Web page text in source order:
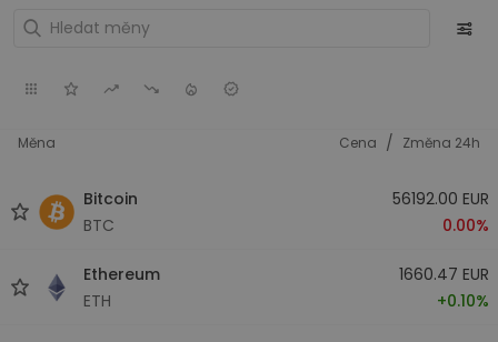
Měna Cena / Změna 24h
Bitcoin
BTC
56192.00 EUR
0.00%
Ethereum
ETH
1660.47 EUR
+0.10%